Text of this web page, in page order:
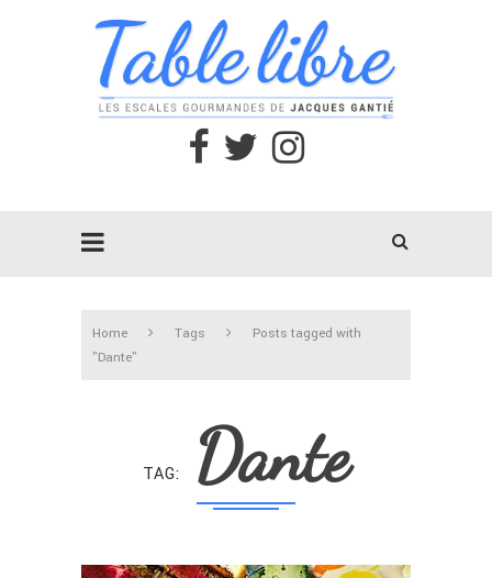
Home Tags
Posts tagged with
"Dante"
TAG Dante